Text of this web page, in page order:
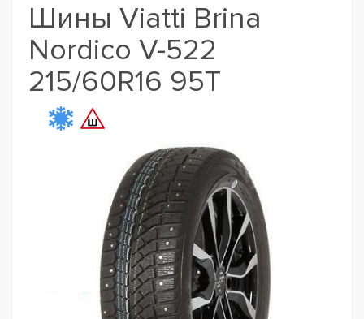
Шины Viatti Brina
Nordico V-522
215/60R16 95T